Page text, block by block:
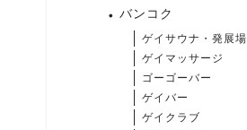
バンコク
ゲイサウナ・発展場
ゲイマッサージ
ゴーゴーバー
ゲイバー
ゲイクラブ